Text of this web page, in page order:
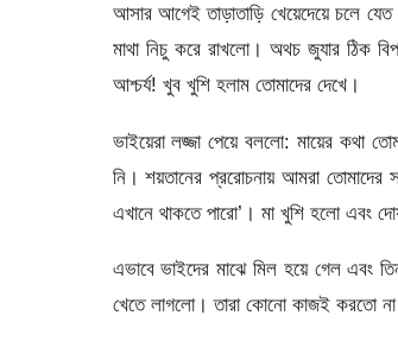
আসার আগেই তাড়াতাড়ি খেয়েদেয়ে চলে
মাথা নিচু করে রাখলো। অথচ জুযার ঠিক
আশ্চর্য! খুব খুশি হলাম তোমাদের দেখে।
ভাইয়েরা লজ্জা পেয়ে বললো: মায়ের কথা
নি। শয়তানের প্ররোচনায় আমরা
এখানে থাকতে পারো’। মা খুশি হলো এবং
এভাবে ভাইদের মাঝে মিল হয়ে গেল এবং
খেতে লাগলো। তারা কোনো কাজই করতো